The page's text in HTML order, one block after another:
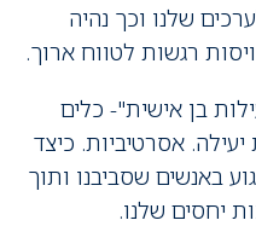
שלנו וכך נהיה
רגשות לטווח ארוך.
בן אישית"- כלים
אסרטיביות. כיצד
באנשים שסביבנו ותוך
יחסים שלנו.